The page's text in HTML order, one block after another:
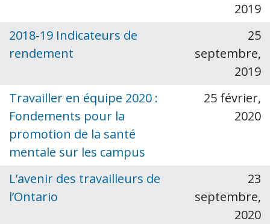
2019
2018-19 Indicateurs de
rendement
25
septembre,
2019
Travailler en équipe 2020 :
Fondements pour la
promotion de la santé
mentale sur les campus
25 février,
2020
L’avenir des travailleurs de
l’Ontario
23
septembre,
2020